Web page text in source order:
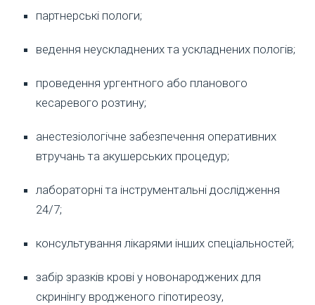
партнерські пологи;
ведення неускладнених та ускладнених пологів;
проведення ургентного або планового
кесаревого розтину;
анестезіологічне забезпечення оперативних
втручань та акушерських процедур;
лабораторні та інструментальні дослідження
24/7;
консультування лікарями інших спеціальностей;
забір зразків крові у новонароджених для
скринінгу вродженого гіпотиреозу,